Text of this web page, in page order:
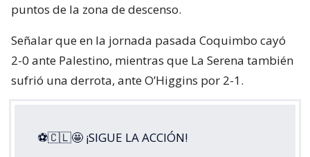
puntos de la zona de descenso.
Señalar que en la jornada pasada Coquimbo cayó
2-0 ante Palestino, mientras que La Serena también
sufrió una derrota, ante O’Higgins por 2-1.
⚽🇨🇱🤩 ¡SIGUE LA ACCIÓN!